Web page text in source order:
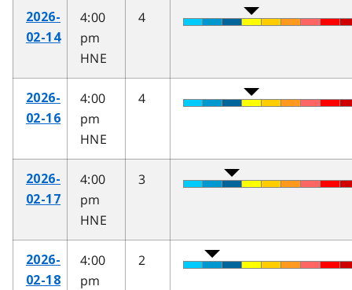
2026-
02-14
4:00
pm
HNE
4
2026-
02-16
4:00
pm
HNE
4
2026-
02-17
4:00
pm
HNE
3
2026-
02-18
4:00
pm
2